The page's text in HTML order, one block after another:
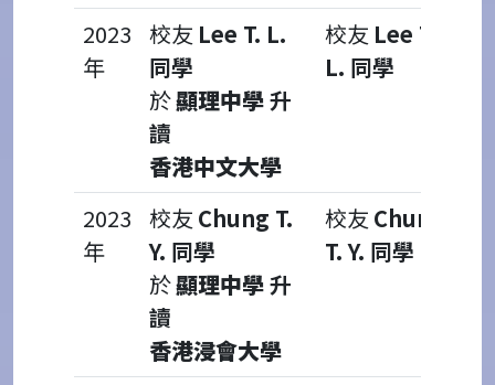
2023
年
校友 Lee T. L.
同學
於顯理中學升
讀
香港中文大學
校友 Lee T.
L. 同學
2023
年
校友 Chung T.
Y. 同學
於顯理中學升
讀
香港浸會大學
校友 Chung
T. Y. 同學